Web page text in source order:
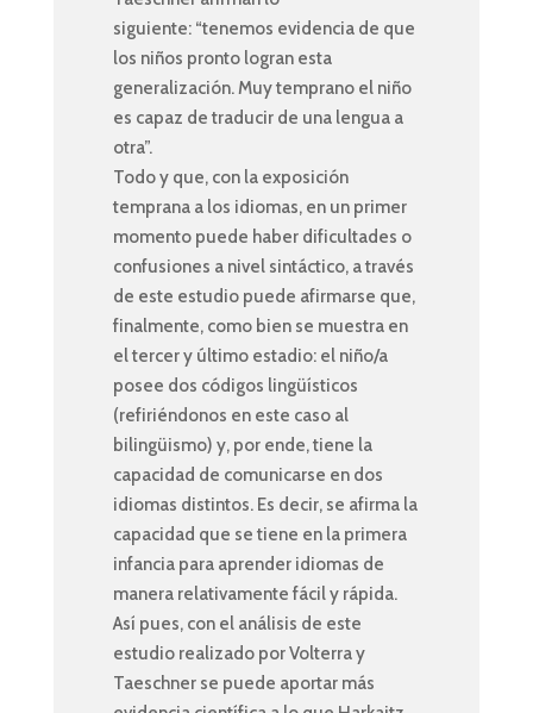
siguiente: “tenemos evidencia de que
los niños pronto logran esta
generalización. Muy temprano el niño
es capaz de traducir de una lengua a
otra”.
Todo y que, con la exposición
temprana a los idiomas, en un primer
momento puede haber dificultades o
confusiones a nivel sintáctico, a través
de este estudio puede afirmarse que,
finalmente, como bien se muestra en
el tercer y último estadio: el niño/a
posee dos códigos lingüísticos
(refiriéndonos en este caso al
bilingüismo) y, por ende, tiene la
capacidad de comunicarse en dos
idiomas distintos. Es decir, se afirma la
capacidad que se tiene en la primera
infancia para aprender idiomas de
manera relativamente fácil y rápida.
Así pues, con el análisis de este
estudio realizado por Volterra y
Taeschner se puede aportar más